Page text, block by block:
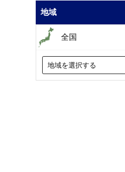
地域
全国
地域を選択する